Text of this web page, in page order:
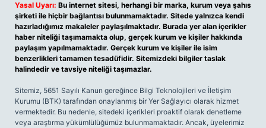
Yasal Uyarı: Bu internet sitesi, herhangi bir marka, kurum veya şahıs
şirketi ile hiçbir bağlantısı bulunmamaktadır. Sitede yalnızca kendi
hazırladığımız makaleler paylaşılmaktadır. Burada yer alan içerikler
haber niteliği taşımamakta olup, gerçek kurum ve kişiler hakkında
paylaşım yapılmamaktadır. Gerçek kurum ve kişiler ile isim
benzerlikleri tamamen tesadüfidir. Sitemizdeki bilgiler taslak
halindedir ve tavsiye niteliği taşımazlar.
Sitemiz, 5651 Sayılı Kanun gereğince Bilgi Teknolojileri ve İletişim
Kurumu (BTK) tarafından onaylanmış bir Yer Sağlayıcı olarak hizmet
vermektedir. Bu nedenle, sitedeki içerikleri proaktif olarak denetleme
veya araştırma yükümlülüğümüz bulunmamaktadır. Ancak, üyelerimiz